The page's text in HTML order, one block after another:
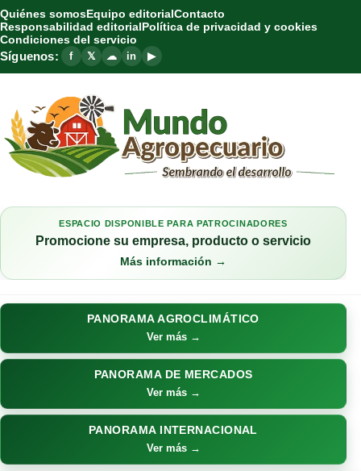
Quiénes somosEquipo editorialContacto
Responsabilidad editorialPolítica de privacidad y cookies
Condiciones del servicio
Síguenos: f 𝕏 ☁ in ▶
ESPACIO DISPONIBLE PARA PATROCINADORES
Promocione su empresa, producto o servicio
Más información →
PANORAMA AGROCLIMÁTICO
Ver más →
PANORAMA DE MERCADOS
Ver más →
PANORAMA INTERNACIONAL
Ver más →